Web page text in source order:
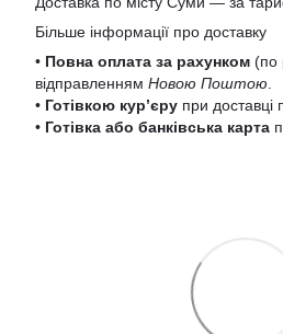
Більше інформації про доставку
• Повна оплата за рахунком (по
відправленням Новою Поштою
• Готівкою кур’єру при доставці
• Готівка або банківська карта